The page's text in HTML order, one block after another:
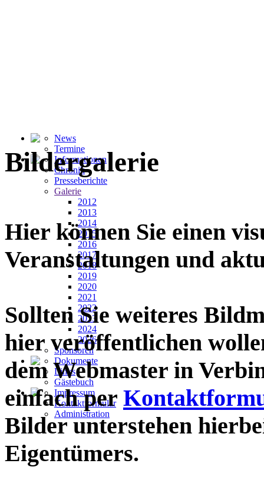
News
Termine
Informationen
Chronik
Presseberichte
Galerie
2012
2013
2014
2015
2016
2017
2018
2019
2020
2021
2022
2023
2024
2026
Sponsoren
Dokumente
Links
Gästebuch
Impressum
Kontaktformular
Administration
Bildergalerie
Hier können Sie einen
Veranstaltungen und
Sollten Sie weiteres
hier veröffentlichen
dem Webmaster in
einfach per
Bilder unterstehen
Eigentümers.